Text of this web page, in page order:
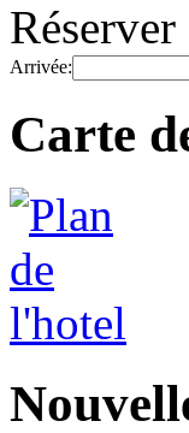
Réserver
Arrivée:
Carte